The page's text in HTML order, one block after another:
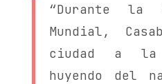
“Durante la
Mundial,
ciudad a la
huyendo del